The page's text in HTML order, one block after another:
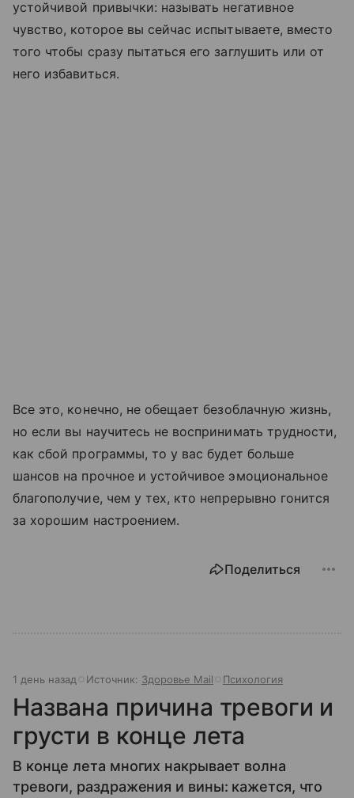
устойчивой привычки: называть негативное
чувство, которое вы сейчас испытываете, вместо
того чтобы сразу пытаться его заглушить или от
него избавиться.
Все это, конечно, не обещает безоблачную жизнь,
но если вы научитесь не воспринимать трудности,
как сбой программы, то у вас будет больше
шансов на прочное и устойчивое эмоциональное
благополучие, чем у тех, кто непрерывно гонится
за хорошим настроением.
Поделиться
1 день назад Источник: Здоровье Mail Психология
Названа причина тревоги и
грусти в конце лета
В конце лета многих накрывает волна
тревоги, раздражения и вины: кажется, что